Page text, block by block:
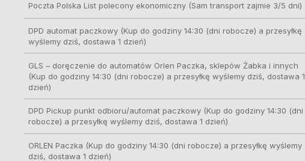
Poczta Polska List polecony ekonomiczny (Sam transport zajmie 3/5 dni)
DPD automat paczkowy(Kup do godziny 14:30 (dni robocze) a przesyłkę
wyślemy dziś, dostawa 1 dzień)
GLS – doręczenie do automatów Orlen Paczka, sklepów Żabka i innych
(Kup do godziny 14:30 (dni robocze) a przesyłkę wyślemy dziś, dostawa 1
dzień)
DPD Pickup punkt odbioru/automat paczkowy(Kup do godziny 14:30 (dni
robocze) a przesyłkę wyślemy dziś, dostawa 1 dzień)
ORLEN Paczka (Kup do godziny 14:30 (dni robocze) a przesyłkę wyślemy
dziś, dostawa 1 dzień)